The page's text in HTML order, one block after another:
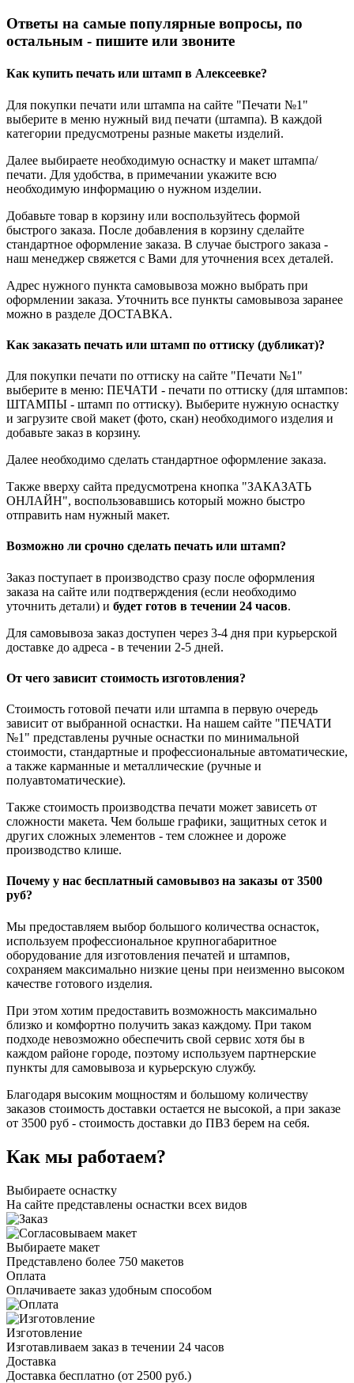
Ответы на самые популярные вопросы, по
остальным - пишите или звоните
Как купить печать или штамп в Алексеевке?
Для покупки печати или штампа на сайте "Печати №1"
выберите в меню нужный вид печати (штампа). В каждой
категории предусмотрены разные макеты изделий.
Далее выбираете необходимую оснастку и макет штампа/
печати. Для удобства, в примечании укажите всю
необходимую информацию о нужном изделии.
Добавьте товар в корзину или воспользуйтесь формой
быстрого заказа. После добавления в корзину сделайте
стандартное оформление заказа. В случае быстрого заказа -
наш менеджер свяжется с Вами для уточнения всех деталей.
Адрес нужного пункта самовывоза можно выбрать при
оформлении заказа. Уточнить все пункты самовывоза заранее
можно в разделе ДОСТАВКА.
Как заказать печать или штамп по оттиску (дубликат)?
Для покупки печати по оттиску на сайте "Печати №1"
выберите в меню: ПЕЧАТИ - печати по оттиску (для штампов:
ШТАМПЫ - штамп по оттиску). Выберите нужную оснастку
и загрузите свой макет (фото, скан) необходимого изделия и
добавьте заказ в корзину.
Далее необходимо сделать стандартное оформление заказа.
Также вверху сайта предусмотрена кнопка "ЗАКАЗАТЬ
ОНЛАЙН", воспользовавшись который можно быстро
отправить нам нужный макет.
Возможно ли срочно сделать печать или штамп?
Заказ поступает в производство сразу после оформления
заказа на сайте или подтверждения (если необходимо
уточнить детали) и будет готов в течении 24 часов.
Для самовывоза заказ доступен через 3-4 дня при курьерской
доставке до адреса - в течении 2-5 дней.
От чего зависит стоимость изготовления?
Стоимость готовой печати или штампа в первую очередь
зависит от выбранной оснастки. На нашем сайте "ПЕЧАТИ
№1" представлены ручные оснастки по минимальной
стоимости, стандартные и профессиональные автоматические,
а также карманные и металлические (ручные и
полуавтоматические).
Также стоимость производства печати может зависеть от
сложности макета. Чем больше графики, защитных сеток и
других сложных элементов - тем сложнее и дороже
производство клише.
Почему у нас бесплатный самовывоз на заказы от 3500
руб?
Мы предоставляем выбор большого количества оснасток,
используем профессиональное крупногабаритное
оборудование для изготовления печатей и штампов,
сохраняем максимально низкие цены при неизменно высоком
качестве готового изделия.
При этом хотим предоставить возможность максимально
близко и комфортно получить заказ каждому. При таком
подходе невозможно обеспечить свой сервис хотя бы в
каждом районе городе, поэтому используем партнерские
пункты для самовывоза и курьерскую службу.
Благодаря высоким мощностям и большому количеству
заказов стоимость доставки остается не высокой, а при заказе
от 3500 руб - стоимость доставки до ПВЗ берем на себя.
Как мы работаем?
Выбираете оснастку
На сайте представлены оснастки всех видов
Выбираете макет
Представлено более 750 макетов
Оплата
Оплачиваете заказ удобным способом
Изготовление
Изготавливаем заказ в течении 24 часов
Доставка
Доставка бесплатно (от 2500 руб.)